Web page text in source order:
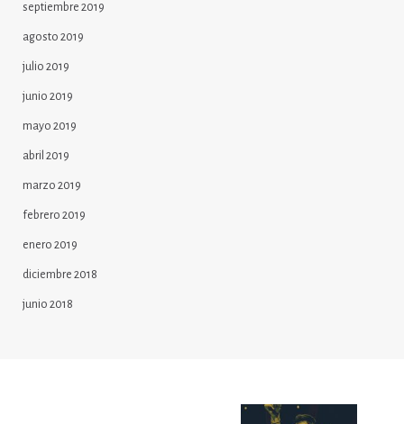
septiembre 2019
agosto 2019
julio 2019
junio 2019
mayo 2019
abril 2019
marzo 2019
febrero 2019
enero 2019
diciembre 2018
junio 2018